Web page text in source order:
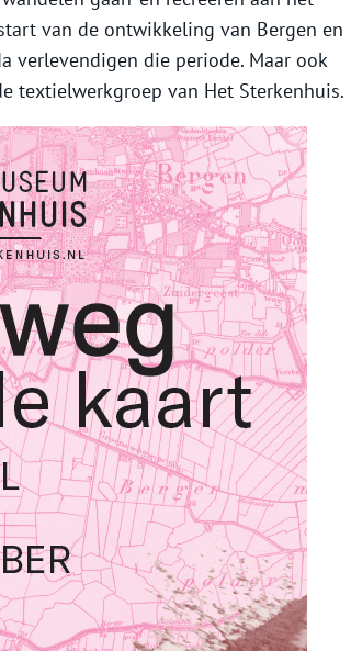
van de ontwikkeling van Bergen en
verlevendigen die periode. Maar ook
textielwerkgroep van Het Sterkenhuis.